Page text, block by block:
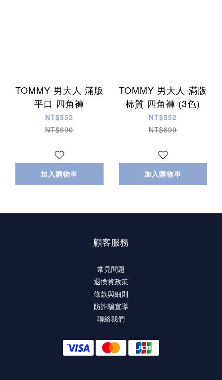
TOMMY 男大人 滿版
平口 四角褲
NT$552
NT$690
加入購物車
TOMMY 男大人 滿版
棉質 四角褲 (3色)
NT$552
NT$690
加入購物車
顧客服務
常見問題
退換貨政策
條款與細則
防詐騙宣導
聯絡我們